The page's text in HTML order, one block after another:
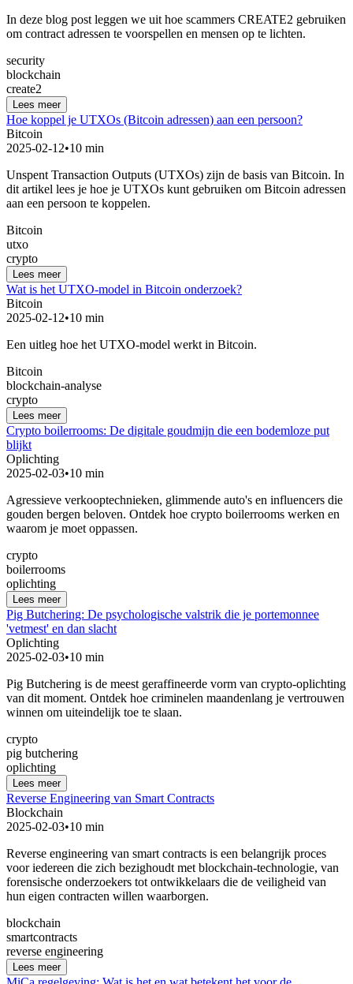
In deze blog post leggen we uit hoe scammers CREATE2 gebruiken
om contract adressen te voorspellen en mensen op te lichten.
security
blockchain
create2
Lees meer
Hoe koppel je UTXOs (Bitcoin adressen) aan een persoon?
Bitcoin
2025-02-12•10 min
Unspent Transaction Outputs (UTXOs) zijn de basis van Bitcoin. In
dit artikel lees je hoe je UTXOs kunt gebruiken om Bitcoin adressen
aan een persoon te koppelen.
Bitcoin
utxo
crypto
Lees meer
Wat is het UTXO-model in Bitcoin onderzoek?
Bitcoin
2025-02-12•10 min
Een uitleg hoe het UTXO-model werkt in Bitcoin.
Bitcoin
blockchain-analyse
crypto
Lees meer
Crypto boilerrooms: De digitale goudmijn die een bodemloze put
blijkt
Oplichting
2025-02-03•10 min
Agressieve verkooptechnieken, glimmende auto's en influencers die
gouden bergen beloven. Ontdek hoe crypto boilerrooms werken en
waarom je moet oppassen.
crypto
boilerrooms
oplichting
Lees meer
Pig Butchering: De psychologische valstrik die je portemonnee
'vetmest' en dan slacht
Oplichting
2025-02-03•10 min
Pig Butchering is de meest geraffineerde vorm van crypto-oplichting
van dit moment. Ontdek hoe criminelen maandenlang je vertrouwen
winnen om uiteindelijk toe te slaan.
crypto
pig butchering
oplichting
Lees meer
Reverse Engineering van Smart Contracts
Blockchain
2025-02-03•10 min
Reverse engineering van smart contracts is een belangrijk proces
voor iedereen die zich bezighoudt met blockchain-technologie, van
forensische onderzoekers tot ontwikkelaars die de veiligheid van
hun eigen contracten willen waarborgen.
blockchain
smartcontracts
reverse engineering
Lees meer